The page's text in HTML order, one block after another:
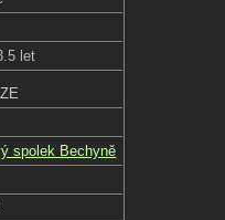
let
spolek Bechyně